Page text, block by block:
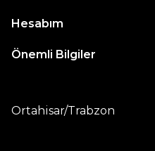
Hesabım
Önemli Bilgiler
Ortahisar/Trabzon